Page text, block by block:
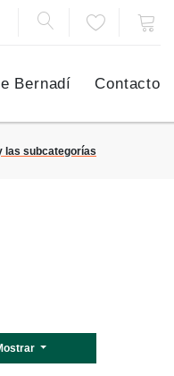
Bernadí Contacto
las subcategorías